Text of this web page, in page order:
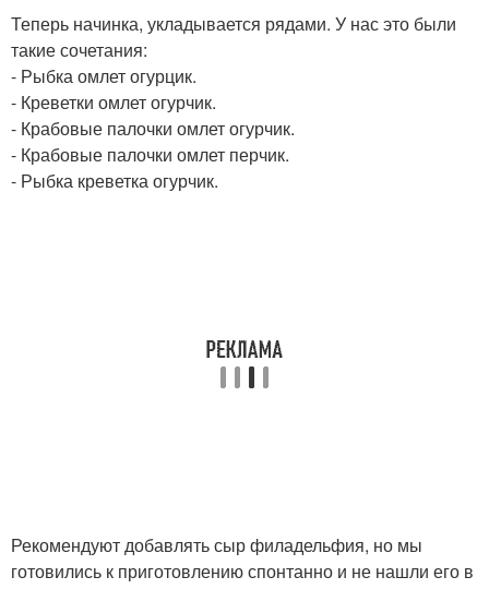
Теперь начинка, укладывается рядами. У нас это были
такие сочетания:
- Рыбка омлет огурцик.
- Креветки омлет огурчик.
- Крабовые палочки омлет огурчик.
- Крабовые палочки омлет перчик.
- Рыбка креветка огурчик.
Рекомендуют добавлять сыр филадельфия, но мы
готовились к приготовлению спонтанно и не нашли его в